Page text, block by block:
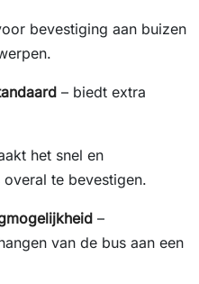
bevestiging aan buizen
– biedt extra
het snel en
te bevestigen.
–
van de bus aan een